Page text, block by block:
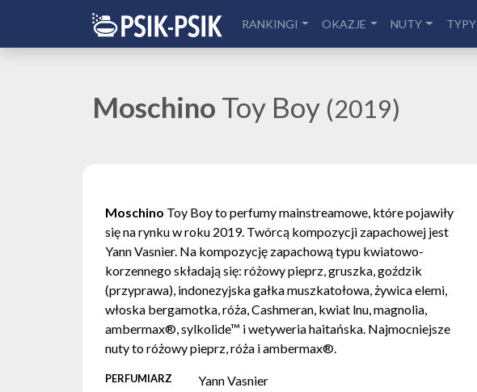
RANKINGI OKAZJE NUTY TYPY
Moschino Toy Boy (2019)
Moschino Toy Boy to perfumy mainstreamowe, które pojawiły
się na rynku w roku 2019. Twórcą kompozycji zapachowej jest
Yann Vasnier. Na kompozycję zapachową typu kwiatowo-
korzennego składają się: różowy pieprz, gruszka, goździk
(przyprawa), indonezyjska gałka muszkatołowa, żywica elemi,
włoska bergamotka, róża, Cashmeran, kwiat lnu, magnolia,
ambermax®, sylkolide™ i wetyweria haitańska. Najmocniejsze
nuty to różowy pieprz, róża i ambermax®.
PERFUMIARZ Yann Vasnier